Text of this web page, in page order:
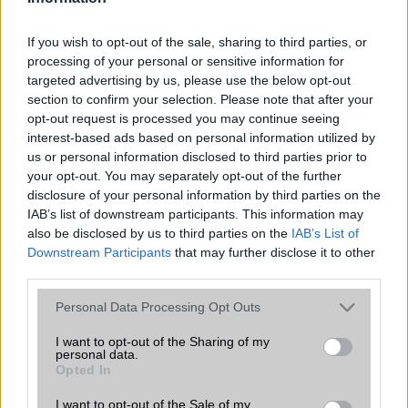
If you wish to opt-out of the sale, sharing to third parties, or
processing of your personal or sensitive information for
targeted advertising by us, please use the below opt-out
section to confirm your selection. Please note that after your
opt-out request is processed you may continue seeing
interest-based ads based on personal information utilized by
us or personal information disclosed to third parties prior to
your opt-out. You may separately opt-out of the further
disclosure of your personal information by third parties on the
IAB’s list of downstream participants. This information may
also be disclosed by us to third parties on the IAB’s List of
Downstream Participants that may further disclose it to other
Please note that this website/app uses one or more Google
not limited to your visit or usage behaviour. You may click to
grant or deny consent to Google and its third-party tags to
use your data for below specified purposes in below Google
consent section.
Personal Data Processing Opt Outs
I want to opt-out of the Sharing of my
personal data.
Opted In
I want to opt-out of the Sale of my
Az Android rejtett automatizmusai: hat
funkció, amely észrevétlenül könnyíti
meg a mindennapokat
2026.06.14| Android Police
Sok felhasználó külön alkalmazásokra esküszik, pedig az
Android már évek óta olyan intelligens funkciókat kínál,
amelyek maguktól dolgoznak a háttérben.
Ez a rejtett Samsung funkció teljesen
megváltoztatja a mobilhasználatot –
sokan mégsem tudnak róla
2026.07.12| Android Central
Az Edge Panel az egyik leghasznosabb funkció, amely
jelentősen felgyorsítja a mindennapi használatot,
miközben a Pixel telefonokból továbbra is hiányzik.